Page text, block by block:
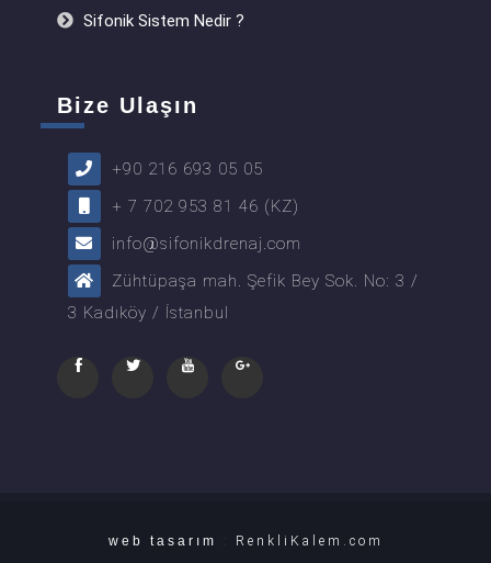
Sifonik Sistem Nedir ?
Bize Ulaşın
+90 216 693 05 05
+ 7 702 953 81 46 (KZ)
info@sifonikdrenaj.com
Zühtüpaşa mah. Şefik Bey Sok. No: 3 /
3 Kadıköy / İstanbul
web tasarım RenkliKalem.com